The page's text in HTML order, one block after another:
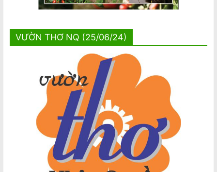
VƯỜN THƠ NQ (25/06/24)